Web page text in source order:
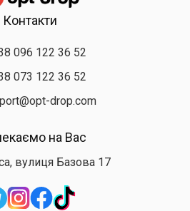
Контакти
096 122 36 52
073 122 36 52
drop.com
на Вас
вулиця Базова 17